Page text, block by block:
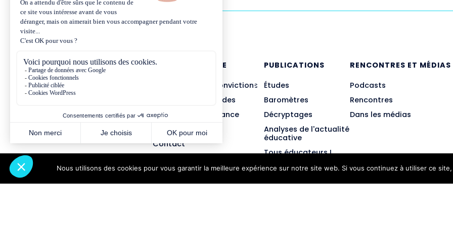
NOUS CONNAÎTRE
Présentation et convictions
Missions et méthodes
Équipe et gouvernance
Partenariats
Contact
PUBLICATIONS
Études
Baromètres
Décryptages
Analyses de l'actualité
éducative
Tous éducateurs !
RENCONTRES ET MÉDIAS
Podcasts
Rencontres
Dans les médias
Nous utilisons des cookies pour vous garantir la meilleure expérience sur notre site web. Si vous continuez à utiliser ce